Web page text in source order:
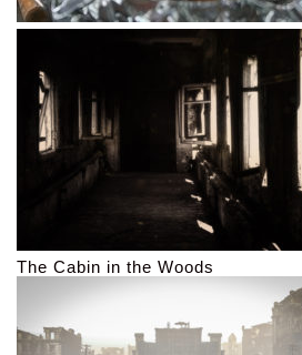
The Cabin in the Woods